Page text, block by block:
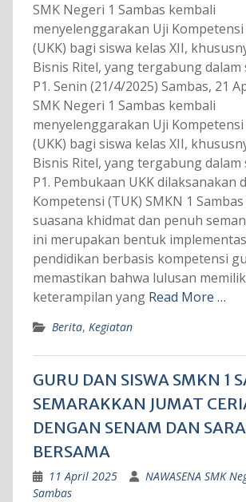
SMK Negeri 1 Sambas kembali
menyelenggarakan Uji
(UKK) bagi siswa kelas XII,
Bisnis Ritel, yang tergabung dalam
P1. Senin (21/4/2025) Sambas, 21
SMK Negeri 1 Sambas kembali
menyelenggarakan Uji
(UKK) bagi siswa kelas XII,
Bisnis Ritel, yang tergabung dalam
P1. Pembukaan UKK dilaksanakan
Kompetensi (TUK) SMKN 1
suasana khidmat dan penuh
ini merupakan bentuk
pendidikan berbasis kompetensi
memastikan bahwa lulusan
keterampilan yang Read More …
Berita, Kegiatan
GURU DAN SISWA SMKN 1
SEMARAKKAN JUMAT
DENGAN SENAM DAN
BERSAMA
11 April 2025
NAWASENA SMK
Sambas